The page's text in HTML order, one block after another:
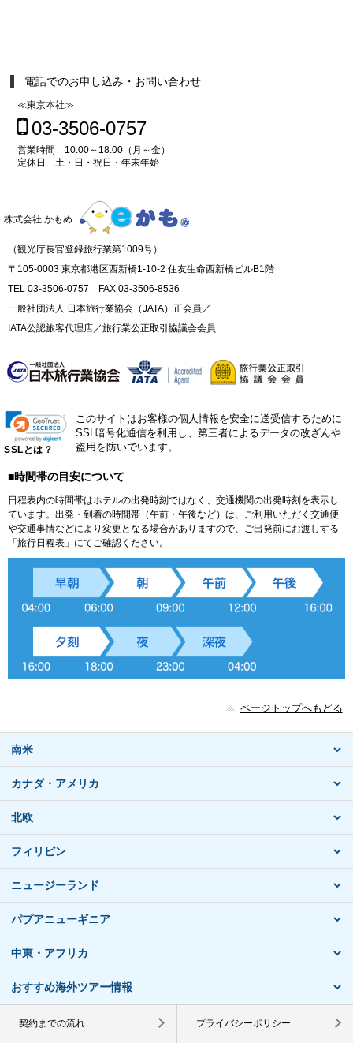
電話でのお申し込み・お問い合わせ
≪東京本社≫
03-3506-0757
営業時間 10:00～18:00（月～金）
定休日 土・日・祝日・年末年始
株式会社 かもめ
（観光庁長官登録旅行業第1009号）
〒105-0003 東京都港区西新橋1-10-2 住友生命西新橋ビルB1階
TEL 03-3506-0757 FAX 03-3506-8536
一般社団法人 日本旅行業協会（JATA）正会員／
IATA公認旅客代理店／旅行業公正取引協議会会員
SSLとは？
このサイトはお客様の個人情報を安全に送受信するために
SSL暗号化通信を利用し、第三者によるデータの改ざんや
盗用を防いでいます。
■時間帯の目安について
日程表内の時間帯はホテルの出発時刻ではなく、交通機関の出発時刻を表示し
ています。出発・到着の時間帯（午前・午後など）は、ご利用いただく交通便
や交通事情などにより変更となる場合がありますので、ご出発前にお渡しする
「旅行日程表」にてご確認ください。
ページトップへもどる
南米
カナダ・アメリカ
北欧
フィリピン
ニュージーランド
パプアニューギニア
中東・アフリカ
おすすめ海外ツアー情報
契約までの流れ プライバシーポリシー